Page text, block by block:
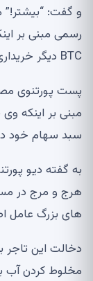
و گفت: “بیشتر!”
BTC دیگر خریداری کرده است.
پست پورتنوی
مبنی بر اینکه
سبد سهام خود
به گفته دیو
هرج و مرج در
های بزرگ عامل
دخالت این تاجر
مخلوط کردن آب